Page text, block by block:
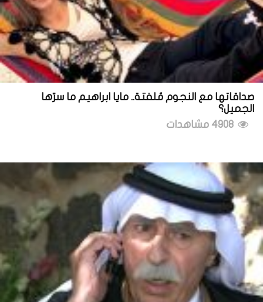
صداقاتها مع النجوم مُلفتة.. مايا ابراهيم ما سرّها
الجميل؟